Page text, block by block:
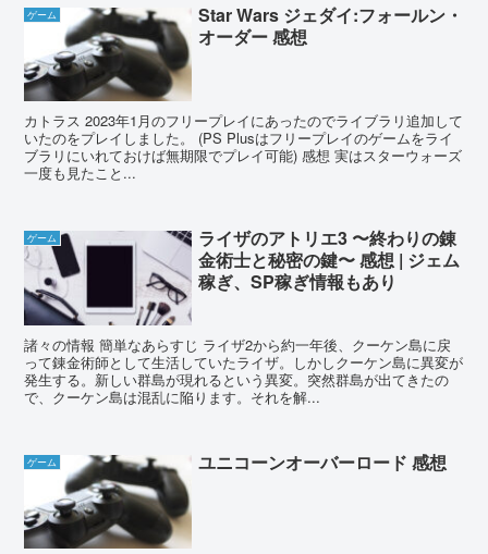
ゲーム
Star Wars ジェダイ:フォールン・
オーダー 感想
カトラス 2023年1月のフリープレイにあったのでライブラリ追加して
いたのをプレイしました。 (PS Plusはフリープレイのゲームをライ
ブラリにいれておけば無期限でプレイ可能) 感想 実はスターウォーズ
一度も見たこと...
ゲーム
ライザのアトリエ3 〜終わりの錬
金術士と秘密の鍵〜 感想 | ジェム
稼ぎ、SP稼ぎ情報もあり
諸々の情報 簡単なあらすじ ライザ2から約一年後、クーケン島に戻
って錬金術師として生活していたライザ。しかしクーケン島に異変が
発生する。新しい群島が現れるという異変。突然群島が出てきたの
で、クーケン島は混乱に陥ります。それを解...
ゲーム ユニコーンオーバーロード 感想